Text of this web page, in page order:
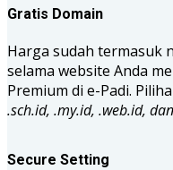
Gratis Domain
Harga sudah termasuk
selama website Anda
Premium di e-Padi.
.sch.id, .my.id, .web.id,
Secure Setting